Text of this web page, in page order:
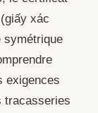
xác
symétrique
exigences
tracasseries